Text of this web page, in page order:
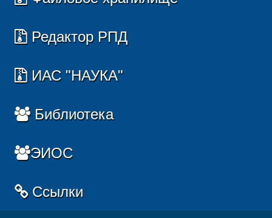
Редактор РПД
ИАС "НАУКА"
Библиотека
ЭИОС
Ссылки